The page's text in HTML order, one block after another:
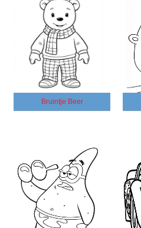
Bruintje Beer